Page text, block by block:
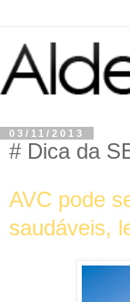
03/11/2013
# Dica da
AVC pode
saudáveis,